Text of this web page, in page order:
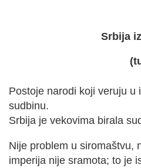
Srbija
Postoje narodi koji veruju u
sudbinu.
Srbija je vekovima birala
Nije problem u siromaštvu,
imperija nije sramota; to je